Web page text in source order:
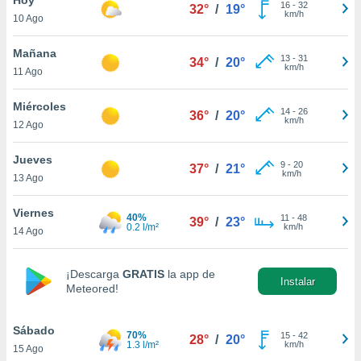
en
más
nuestra
de
aceptar
de
10 Ago
32° / 19° 16- 32
km/h
Mañana
11 Ago
34° / 20° 13- 31
km/h
Miércoles
12 Ago
36° / 20° 14- 26
km/h
Jueves
13 Ago
37° / 21° 9- 20
km/h
Viernes
14 Ago
40%
0.2 l/m²
39° / 23° 11 - 48
km/h
¡Descarga GRATIS la app de
Meteored!
Instalar
Sábado
15 Ago
70%
1.3 l/m²
28° / 20° 15- 42
km/h